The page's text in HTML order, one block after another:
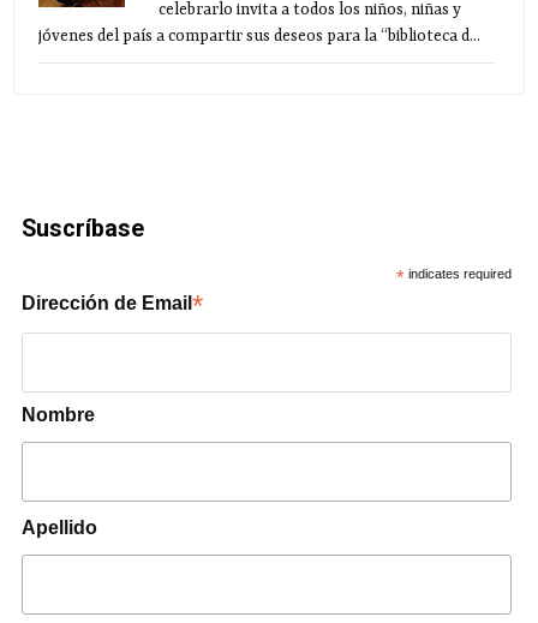
celebrarlo invita a todos los niños, niñas y
jóvenes del país a compartir sus deseos para la “biblioteca d...
Suscríbase
* indicates required
Dirección de Email*
Nombre
Apellido